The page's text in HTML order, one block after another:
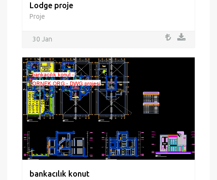
Lodge proje
Proje
30 Jan
bankacılık konut